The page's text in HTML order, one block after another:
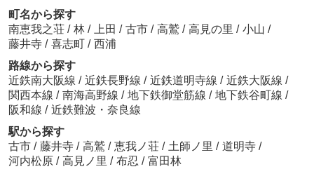
町名から探す
南恵我之荘 / 林 / 上田 / 古市 / 高鷲 / 高見の里 / 小山 /
藤井寺 / 喜志町 / 西浦
路線から探す
近鉄南大阪線 / 近鉄長野線 / 近鉄道明寺線 / 近鉄大阪線 /
関西本線 / 南海高野線 / 地下鉄御堂筋線 / 地下鉄谷町線 /
阪和線 / 近鉄難波・奈良線
駅から探す
古市 / 藤井寺 / 高鷲 / 恵我ノ荘 / 土師ノ里 / 道明寺 /
河内松原 / 高見ノ里 / 布忍 / 富田林